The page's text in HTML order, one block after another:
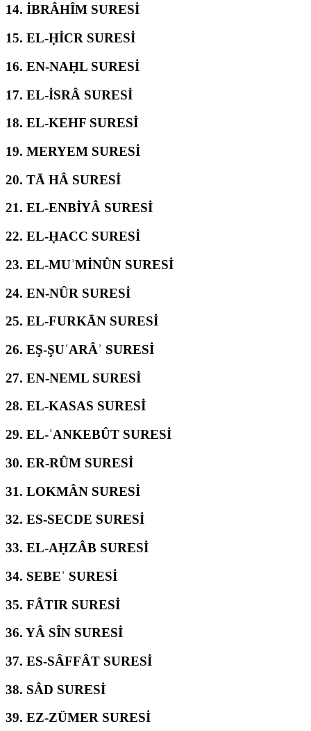
14. İBRÂHÎM SURESİ
15. EL-ḤİCR SURESİ
16. EN-NAḤL SURESİ
17. EL-İSRÂ SURESİ
18. EL-KEHF SURESİ
19. MERYEM SURESİ
20. TĀ HÂ SURESİ
21. EL-ENBİYÂ SURESİ
22. EL-ḤACC SURESİ
23. EL-MUʾMİNÛN SURESİ
24. EN-NÛR SURESİ
25. EL-FURKĀN SURESİ
26. EŞ-ŞUʿARÂʾ SURESİ
27. EN-NEML SURESİ
28. EL-KASAS SURESİ
29. EL-ʿANKEBÛT SURESİ
30. ER-RÛM SURESİ
31. LOKMÂN SURESİ
32. ES-SECDE SURESİ
33. EL-AḤZÂB SURESİ
34. SEBEʾ SURESİ
35. FÂTIR SURESİ
36. YÂ SÎN SURESİ
37. ES-SÂFFÂT SURESİ
38. SÂD SURESİ
39. EZ-ZÜMER SURESİ